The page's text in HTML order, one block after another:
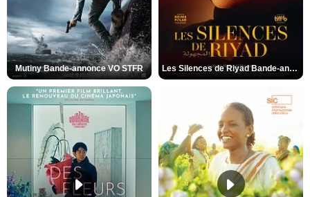
Mutiny Bande-annonce VO STFR Les Silences de Riyad Bande-annonce VO STFR